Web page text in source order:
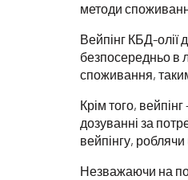
методи
Вейпінг КБД-олії
безпосередньо в
споживання,
Крім того,
дозуванні за
вейпінгу,
Незважаючи на